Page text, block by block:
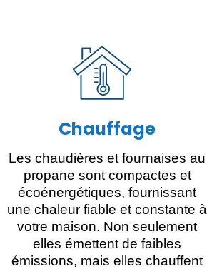
Chauffage
Les chaudières et fournaises au
propane sont compactes et
écoénergétiques, fournissant
une chaleur fiable et constante à
votre maison. Non seulement
elles émettent de faibles
émissions, mais elles chauffent